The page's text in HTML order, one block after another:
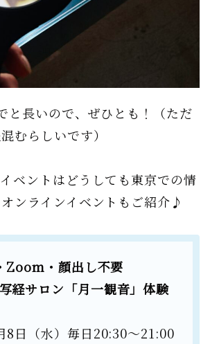
と長いので、ぜひとも！（ただ
むらしいです）
ベントはどうしても東京での情
ンラインイベントもご紹介♪
Zoom・顔出し不要
経サロン「月一観音」体験
8日（水）毎日20:30〜21:00